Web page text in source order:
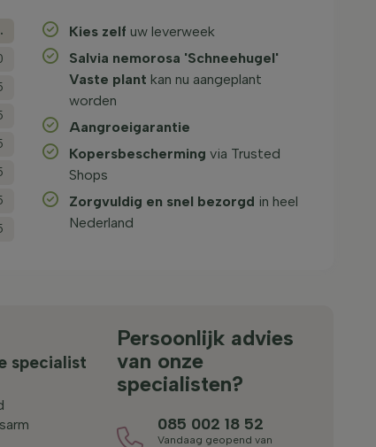
Kies zelf uw leverweek
Salvia nemorosa 'Schneehugel'
Vaste plant kan nu aangeplant
worden
Aangroeigarantie
Kopersbescherming via Trusted
Shops
Zorgvuldig en snel bezorgd in heel
Nederland
specialist
Persoonlijk advies
van onze
specialisten?
085 002 18 52
Vandaag geopend van